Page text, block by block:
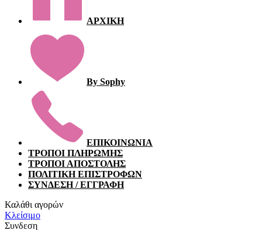
ΑΡΧΙΚΗ
By Sophy
ΕΠΙΚΟΙΝΩΝΙΑ
ΤΡΟΠΟΙ ΠΛΗΡΩΜΗΣ
ΤΡΟΠΟΙ ΑΠΟΣΤΟΛΗΣ
ΠΟΛΙΤΙΚΗ ΕΠΙΣΤΡΟΦΩΝ
ΣΥΝΔΕΣΗ / ΕΓΓΡΑΦΗ
Καλάθι αγορών
Κλείσιμο
Συνδεση